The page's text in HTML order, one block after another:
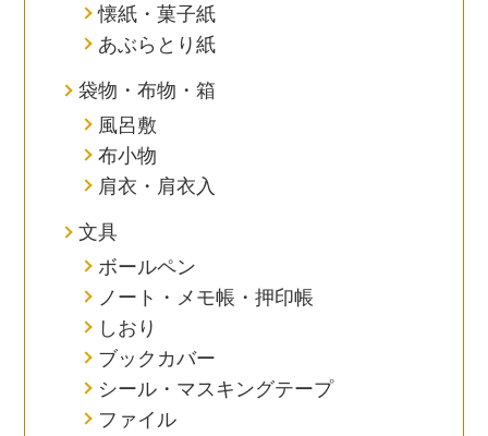
懐紙・菓子紙
あぶらとり紙
袋物・布物・箱
風呂敷
布小物
肩衣・肩衣入
文具
ボールペン
ノート・メモ帳・押印帳
しおり
ブックカバー
シール・マスキングテープ
ファイル